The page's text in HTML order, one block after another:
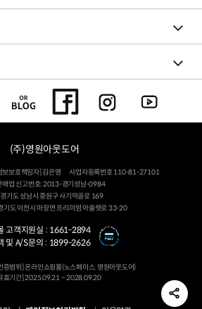
(주)영원아웃도어
보보호책임자] 김은영
사업자등록번호 110-81-27101
매업 신고번호: 2013-경기성남-0984
기도 성남시 중원구 사기막골로 169
기도 이천시 마장면 프리미엄 아울렛로 33-20
고객지원실 : 1661-2894
및 A/S문의 : 1899-2626
증범위] 온라인쇼핑몰(노스페이스, 영원아웃도어)
효기간] 2025.09.21 ~ 2028.09.20